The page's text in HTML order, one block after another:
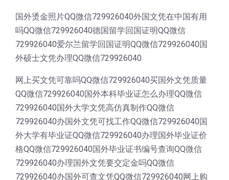
国外烫金照片QQ微信729926040外国文凭在中国有用
吗QQ微信729926040德国留学回国证明QQ微信
729926040爱尔兰留学回国证明QQ微信729926040国
外硕士文凭办理QQ微信729926040
网上买文凭可靠吗QQ微信729926040买国外文凭质量
QQ微信729926040国外本科毕业证怎么办理QQ微信
729926040国外大学文凭高仿真制作QQ微信
729926040办国外文凭可找工作QQ微信729926040国
外大学有毕业证QQ微信729926040办理国外毕业证价
格QQ微信729926040国外毕业证书编号查询QQ微信
729926040办理国外文凭要交定金吗QQ微信
729926040办国外可查文凭QQ微信729926040网上购